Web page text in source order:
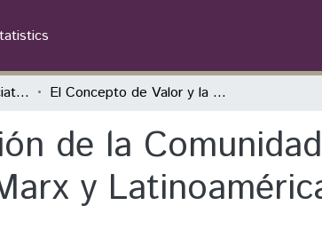
TCC - Filosofia - Licenciatura El Concepto de Valor y la Abstracción de la Comunidad en John Locke: una Lectura desde K. Marx y Latinoamérica
de la
y